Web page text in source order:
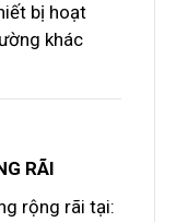
bị hoạt
khác
RÃI
rộng rãi tại: